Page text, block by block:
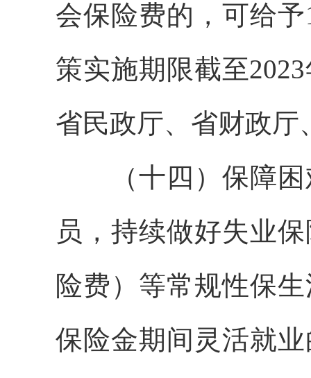
会保险费的，可给
策实施期限截至
省民政厅、省财政
（十四）保障困
员，持续做好失业
险费）等常规性保
保险金期间灵活就